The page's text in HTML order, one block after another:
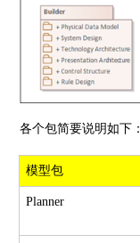
各个包简要说明如下：
模型包
Planner